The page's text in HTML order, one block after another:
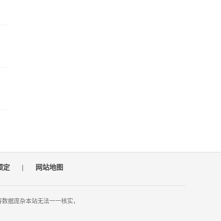
定 | 网站地图
据庞杂本站无法一一核实，